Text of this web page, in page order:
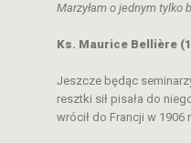
Marzyłam o jednym tylko
Ks. Maurice Bellière
Jeszcze będąc
resztki sił pisała do
wrócił do Francji w 1906